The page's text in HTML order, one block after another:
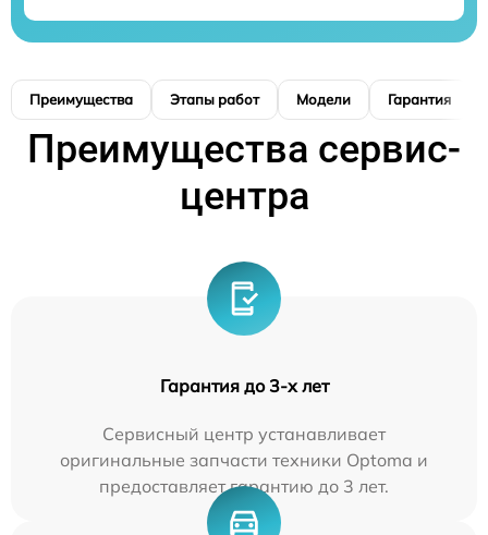
Преимущества Этапы работ Модели Гарантия
Преимущества сервис-
центра
Гарантия до 3-х лет
Сервисный центр устанавливает
оригинальные запчасти техники Optoma и
предоставляет гарантию до 3 лет.